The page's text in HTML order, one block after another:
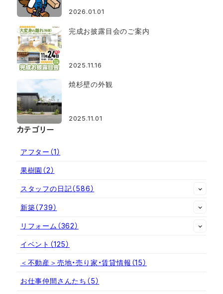
2026.01.01
完成お披露目会のご案内
2025.11.16
焼杉壁の外観
2025.11.01
カテゴリー
アフター （1）
果樹園 （2）
スタッフの日記（586）
新築（739）
リフォーム （362）
イベント （125）
＜不動産＞売地・売り家・賃貸情報 （15）
お仕事仲間さんたち （5）